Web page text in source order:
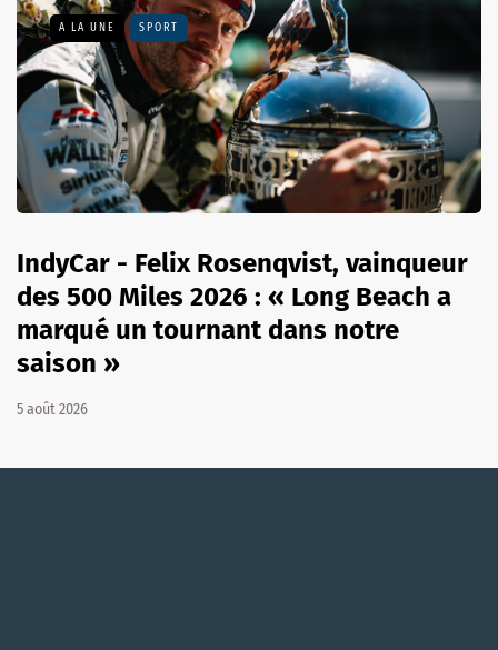
A LA UNE SPORT
IndyCar - Felix Rosenqvist, vainqueur
des 500 Miles 2026 : « Long Beach a
marqué un tournant dans notre
saison »
5 août 2026